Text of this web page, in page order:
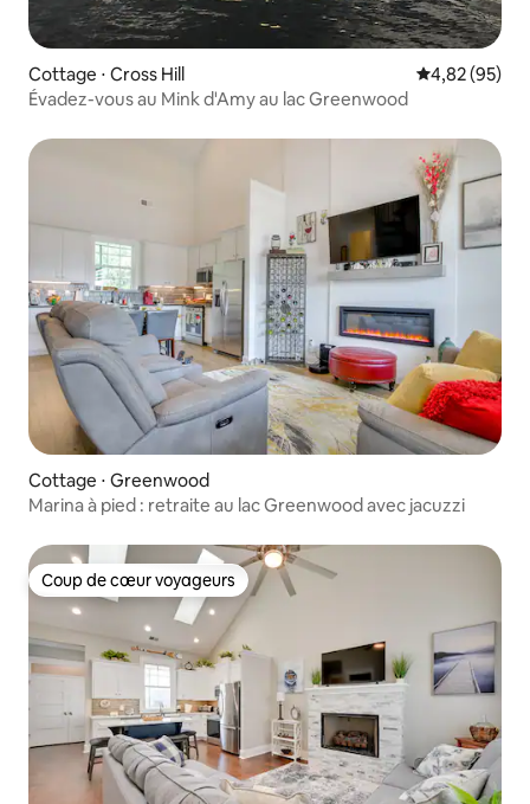
Cottage ⋅ Cross Hill Évaluation
4,82 (95)
Évadez-vous au Mink d'Amy au lac Greenwood
Cottage ⋅ Greenwood
Marina à pied : retraite au lac Greenwood avec jacuzzi
Coup de cœur voyageurs
Coup de cœur voyageurs